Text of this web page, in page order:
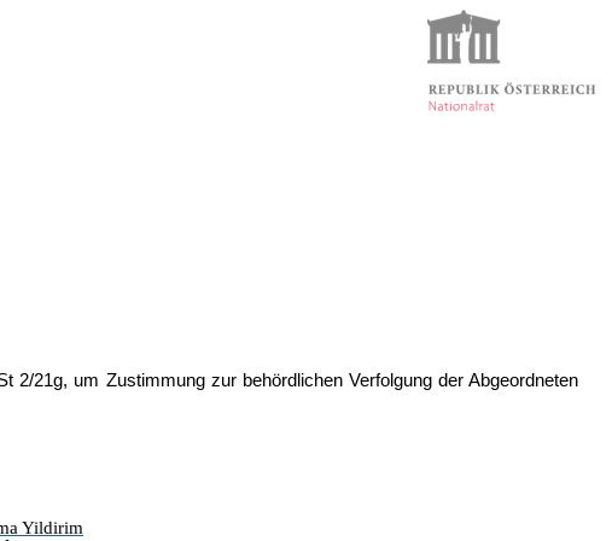
21g, um Zustimmung zur behördlichen Verfolgung der Abgeordneten
Yildirim